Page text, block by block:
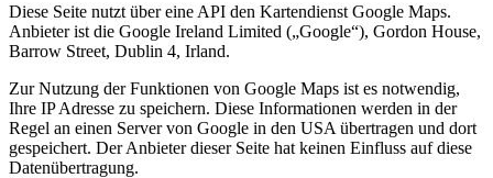
Diese Seite nutzt über eine API den Kartendienst Google Maps.
Anbieter ist die Google Ireland Limited („Google“), Gordon House,
Barrow Street, Dublin 4, Irland.
Zur Nutzung der Funktionen von Google Maps ist es notwendig,
Ihre IP Adresse zu speichern. Diese Informationen werden in der
Regel an einen Server von Google in den USA übertragen und dort
gespeichert. Der Anbieter dieser Seite hat keinen Einfluss auf diese
Datenübertragung.